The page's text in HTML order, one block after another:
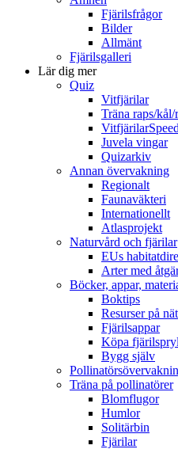
Fjärilsfrågor
Bilder
Allmänt
Fjärilsgalleri
Lär dig mer
Quiz
Vitfjärilar
Träna raps/
VitfjärilarSpeed
Juvela vingar
Quizarkiv
Annan övervakning
Regionalt
Faunaväkteri
Internationellt
Atlasprojekt
Naturvård och fjärilar
EUs
Arter med
Böcker, appar,
Boktips
Resurser på
Fjärilsappar
Köpa
Bygg själv
Träna på pollinatörer
Blomflugor
Humlor
Solitärbin
Fjärilar